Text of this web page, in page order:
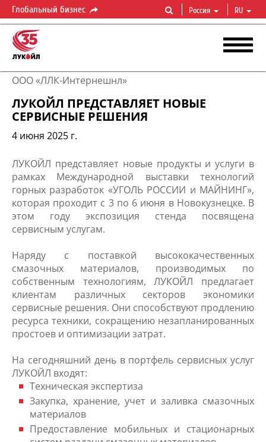
Глобальный бизнес Россия RU
ООО «ЛЛК-Интернешнл»
ЛУКОЙЛ ПРЕДСТАВЛЯЕТ НОВЫЕ
СЕРВИСНЫЕ РЕШЕНИЯ
4 июня 2025 г.
ЛУКОЙЛ представляет новые продукты и услуги в
рамках Международной выставки технологий
горных разработок «УГОЛЬ РОССИИ и МАЙНИНГ»,
которая проходит с 3 по 6 июня в Новокузнецке. В
этом году экспозиция стенда посвящена
сервисным услугам.
Наряду с поставкой высококачественных
смазочных материалов, производимых по
собственным технологиям, ЛУКОЙЛ предлагает
клиентам различных секторов экономики
сервисные решения. Они способствуют продлению
ресурса техники, сокращению незапланированных
простоев и оптимизации затрат.
На сегодняшний день в портфель сервисных услуг
ЛУКОЙЛ входят:
Техническая экспертиза
Закупка, хранение, учет и заливка смазочных
материалов
Предоставление мобильных и стационарных